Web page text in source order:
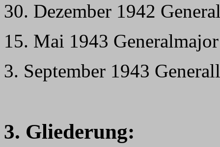
30. Dezember 1942
15. Mai 1943
3. September 1943
3. Gliederung: